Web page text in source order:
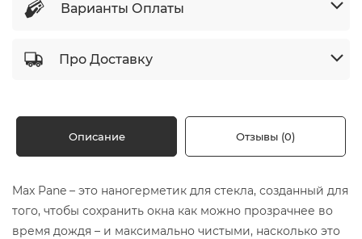
Варианты Оплаты
Про Доставку
Описание Отзывы (0)
Max Pane – это наногерметик для стекла, созданный для
того, чтобы сохранить окна как можно прозрачнее во
время дождя – и максимально чистыми, насколько это